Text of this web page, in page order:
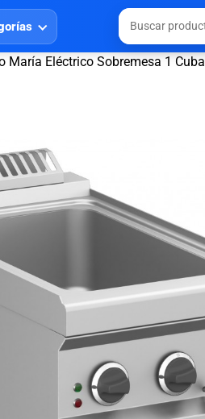
María Eléctrico Sobremesa 1